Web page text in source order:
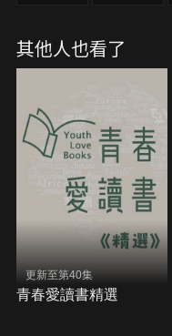
其他人也看了
更新至第40集
青春愛讀書精選